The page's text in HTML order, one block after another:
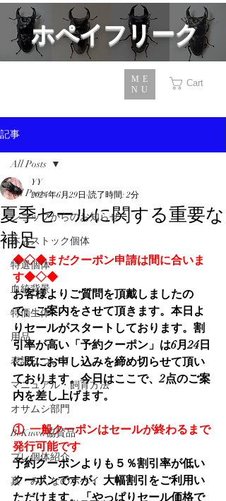
​ホペイフリーク
ME
NU
Cart
記事
All Posts
ショップからのお知らせ
本店ストック個体
特選個体
血統背景
特価生体
用品
表記について
マニュアル・飼育方法
オサムシ部門
BeKuwa協賛品
プレ個体紹介
真・みんなのホペイ
All Posts
夏季セールに関する重要な
補足
YY
2024年6月29日 読了時間: 2分
◆◇◆まだクーポン申請は間に合いま
す◆◇◆
お客様よりご質問を頂戴しましたの
で、ご案内をさせて頂きます。本日よ
りセールがスタートしております。割
引率が高い「予約クーポン」は6月24日
に既にお申し込みを締め切らせて頂い
ております。今日はここで、2点のご案
内を差し上げます。
①  一般クーポンはセールが終わるまで
発行可能です
予約クーポンよりも５％割引率が低い
クーポンですが、大幅割引をご利用い
ただけます。「やっぱりセール価格で